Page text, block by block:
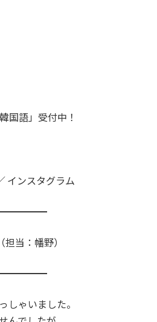
国語」受付中！
インスタグラム
当：幡野）
しゃいました。